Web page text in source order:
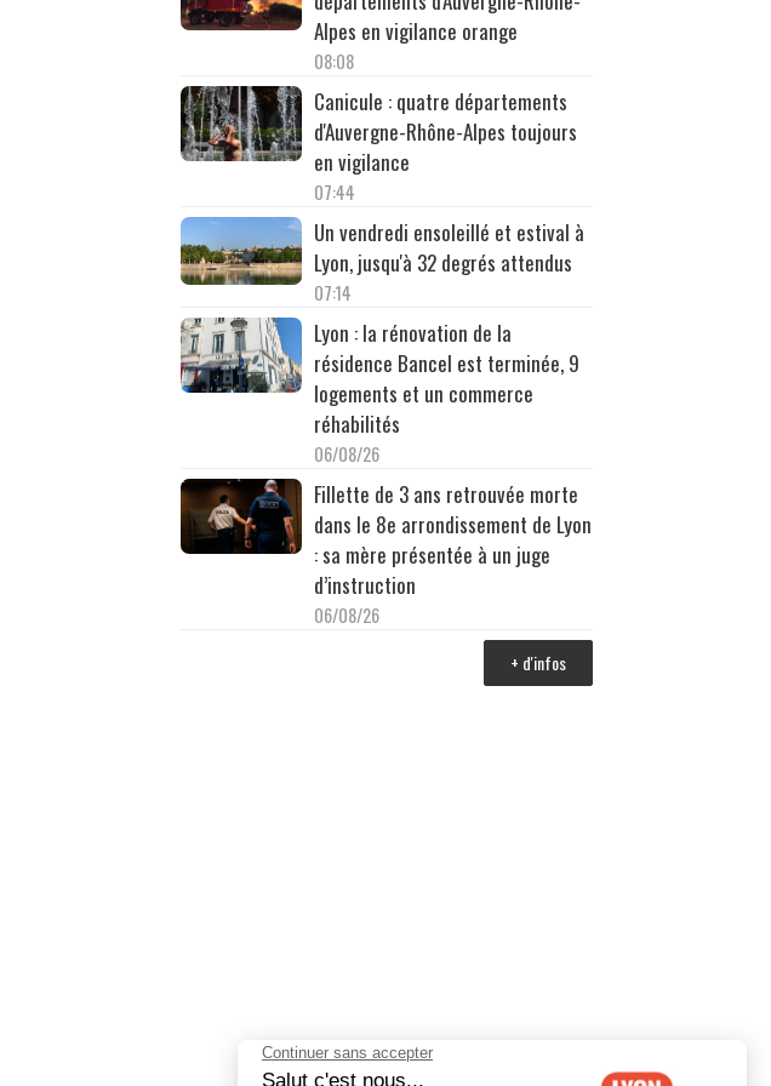
Alpes en vigilance orange
08:08
Canicule : quatre départements
d'Auvergne-Rhône-Alpes toujours
en vigilance
07:44
Un vendredi ensoleillé et estival à
Lyon, jusqu'à 32 degrés attendus
07:14
Lyon : la rénovation de la
résidence Bancel est terminée, 9
logements et un commerce
réhabilités
06/08/26
Fillette de 3 ans retrouvée morte
dans le 8e arrondissement de Lyon
: sa mère présentée à un juge
d’instruction
06/08/26
+ d'infos